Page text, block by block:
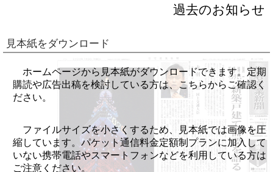
過去のお知らせ
見本紙をダウンロード
ホームページから見本紙がダウンロードできます。定期
購読や広告出稿を検討している方は、こちらからご確認く
ださい。
ファイルサイズを小さくするため、見本紙では画像を圧
縮しています。パケット通信料金定額制プランに加入して
いない携帯電話やスマートフォンなどを利用している方は
ご注意ください。